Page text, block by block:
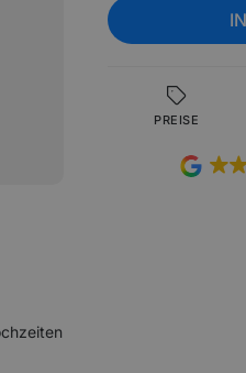
PREISE